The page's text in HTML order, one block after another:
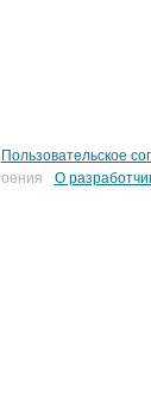
Пользовательское
О